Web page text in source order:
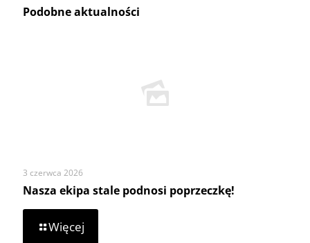
Podobne aktualności
3 czerwca 2026
Nasza ekipa stale podnosi poprzeczkę!
Więcej